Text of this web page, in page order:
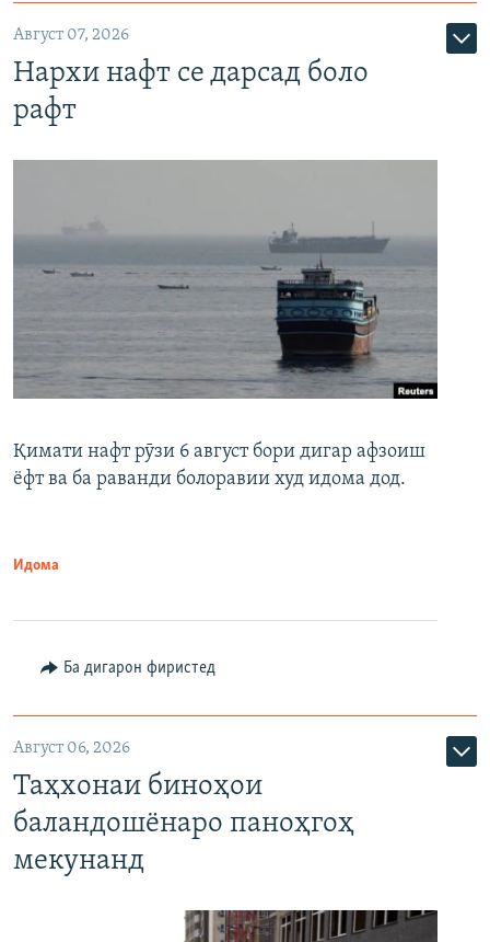
Август 07, 2026
Нархи нафт се дарсад боло
рафт
Қимати нафт рӯзи 6 август бори дигар афзоиш
ёфт ва ба раванди болоравии худ идома дод.
Идома
Ба дигарон фиристед
Август 06, 2026
Таҳхонаи биноҳои
баландошёнаро паноҳгоҳ
мекунанд